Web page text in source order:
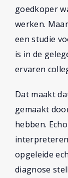
goedkoper
werken.
een studie
is in de
ervaren
Dat maakt
gemaakt
hebben.
opgeleide
diagnose